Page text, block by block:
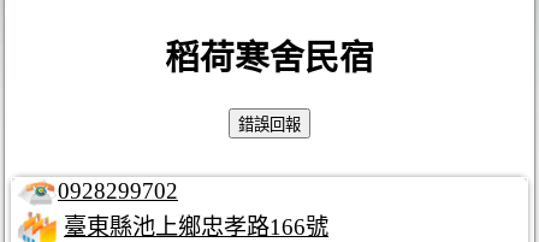
稻荷寒舍民宿
0928299702
臺東縣池上鄉忠孝路166號